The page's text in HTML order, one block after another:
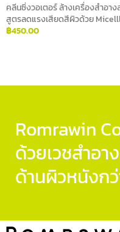
คลีนซิ่งวอเตอร์ ล้างเครื่องสำอา
สูตรลดแรงเสียดสีผิวด้วย
฿450.00
Romrawin
ด้วยเวชสำอ
ด้านผิวหนังก